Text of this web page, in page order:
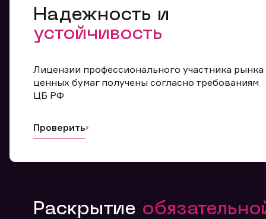
Надежность и
устойчивость
Лицензии профессионального участника рынка
ценных бумаг получены согласно требованиям
ЦБ РФ
Проверить
Раскрытие